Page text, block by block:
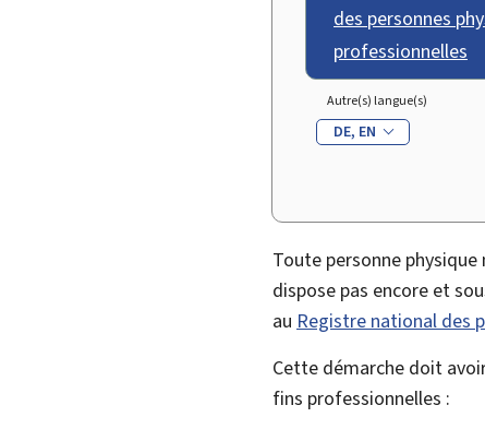
des personnes
professionnelles
Autre(s) langue(s)
DE EN
Toute personne
dispose pas encore et
au Registre national des
Cette démarche doit
fins professionnelles :